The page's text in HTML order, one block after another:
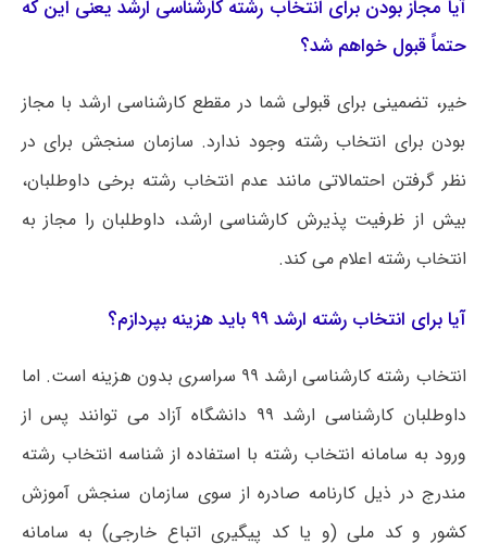
آیا مجاز بودن برای انتخاب رشته کارشناسی ارشد یعنی این که
حتماً قبول خواهم شد؟
خیر، تضمینی برای قبولی شما در مقطع کارشناسی ارشد با مجاز
بودن برای انتخاب رشته وجود ندارد. سازمان سنجش برای در
نظر گرفتن احتمالاتی مانند عدم انتخاب رشته برخی داوطلبان،
بیش از ظرفیت پذیرش کارشناسی ارشد، داوطلبان را مجاز به
انتخاب رشته اعلام می کند.
آیا برای انتخاب رشته ارشد ۹۹ باید هزینه بپردازم؟
انتخاب رشته کارشناسی ارشد ۹۹ سراسری بدون هزینه است. اما
داوطلبان کارشناسی ارشد ۹۹ دانشگاه آزاد می توانند پس از
ورود به سامانه انتخاب رشته با استفاده از شناسه انتخاب رشته
مندرج در ذیل کارنامه صادره از سوی سازمان سنجش آموزش
کشور و کد ملی (و یا کد پیگیری اتباع خارجی) به سامانه